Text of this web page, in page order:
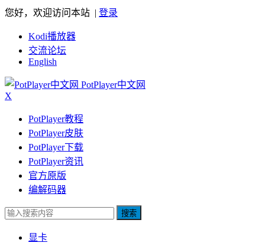
您好，欢迎访问本站 | 登录
Kodi播放器
交流论坛
English
PotPlayer中文网
X
PotPlayer教程
PotPlayer皮肤
PotPlayer下载
PotPlayer资讯
官方原版
编解码器
搜索
显卡